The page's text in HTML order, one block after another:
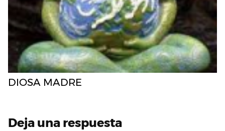
DIOSA MADRE
Deja una respuesta